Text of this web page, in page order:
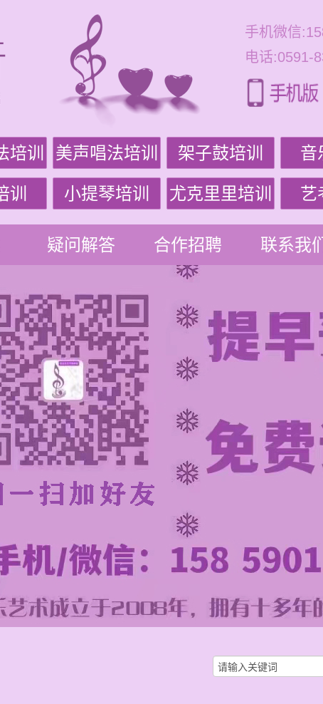
手机微信
电话:0591-
培训 美声唱法培训 架子鼓培训 音
训 小提琴培训 尤克里里培训 艺
疑问解答 合作招聘 联系我们